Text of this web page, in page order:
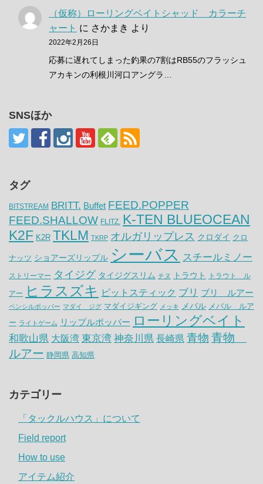
（仮称）ローリングベイトシャッド カラーチ
ャート に さかまき より
2022年2月26日
応募に遅れてしまった釣果の7割はRB55のフラッシュ
アカキンの利根川河口アングラ…
SNSほか
タグ
BITSTREAM BRITT. Buffet FEED.POPPER
FEED.SHALLOW FLITZ.
K-TEN BLUEOCEAN
K2F K2R TKLM TKRP オルガリップレス クロダイ クロ
ナッツ ショアーズリップル シーバス スチールミノー
ストリーマー タイジグ タイジグスリム チヌ トラウト トラウト ル
アー ヒラスズキ ピットスティック ブリ ブリ ルアー
ペンシルポッパー マダイ ジグ マダイジギング メッキ メバル メバル ルア
ー ライトゲーム リップルポッパー ローリングベイト
和歌山県 大阪湾 東京湾 神奈川県 長崎県 青物 青物
ルアー 静岡県 高知県
カテゴリー
「タックルハウス」について
Field report
How to use
アイテム紹介